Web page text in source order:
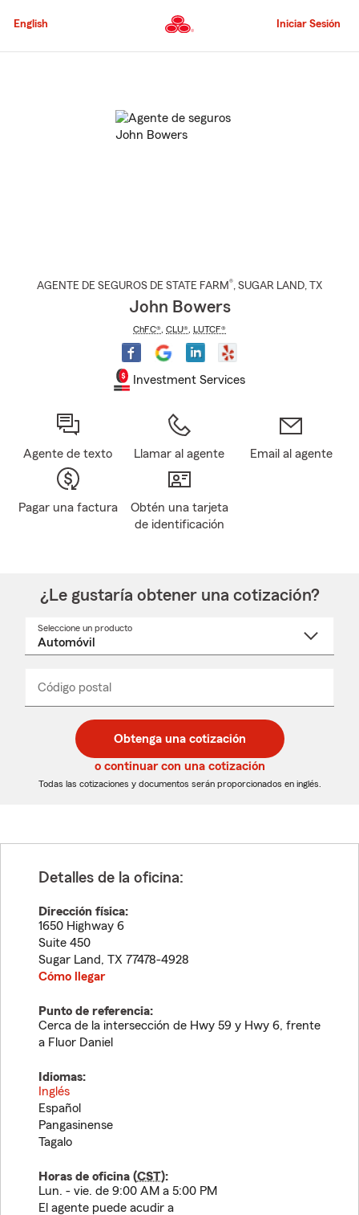
al
principal
English Iniciar Sesión
AGENTE DE SEGUROS DE STATE FARM®, SUGAR LAND, TX
John Bowers
ChFC® CLU® LUTCF®
Investment Services
Agente de texto Llamar al agente Email al agente
Pagar una factura
Obtén una tarjeta
de identificación
¿Le gustaría obtener una cotización?
Seleccione un producto
desplegable
Código postal
de
5
dígitos
de
5
dígitos
_____
Obtenga una cotización
o continuar con una cotización
Todas las cotizaciones y documentos serán proporcionados en inglés.
Detalles de la oficina:
Dirección física:
1650 Highway 6
Suite 450
Sugar Land, TX 77478-4928
Cómo llegar
Punto de referencia:
Cerca de la intersección de Hwy 59 y Hwy 6, frente
a Fluor Daniel
Idiomas:
Inglés
Español
Pangasinense
Tagalo
Horas de oficina (CST):
Lun. - vie. de 9:00 AM a 5:00 PM
El agente puede acudir a